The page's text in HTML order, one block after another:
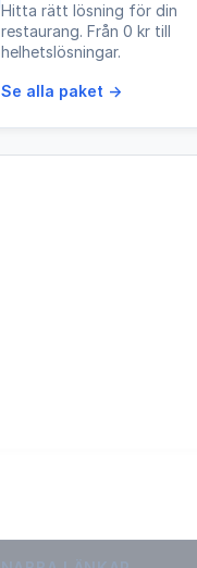
Hitta rätt lösning för din
restaurang. Från 0 kr till
helhetslösningar.
Se alla paket →